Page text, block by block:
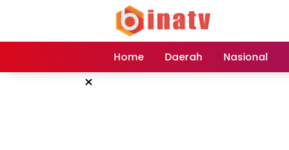
Home Daerah Nasional
×